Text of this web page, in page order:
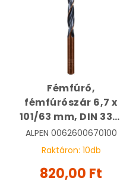
Fémfúró,
fémfúrószár 6,7 x
101/63 mm, DIN 338,
HSS, Sprint Master |
ALPEN
ALPEN 0062600670100
Raktáron: 10db
820,00 Ft